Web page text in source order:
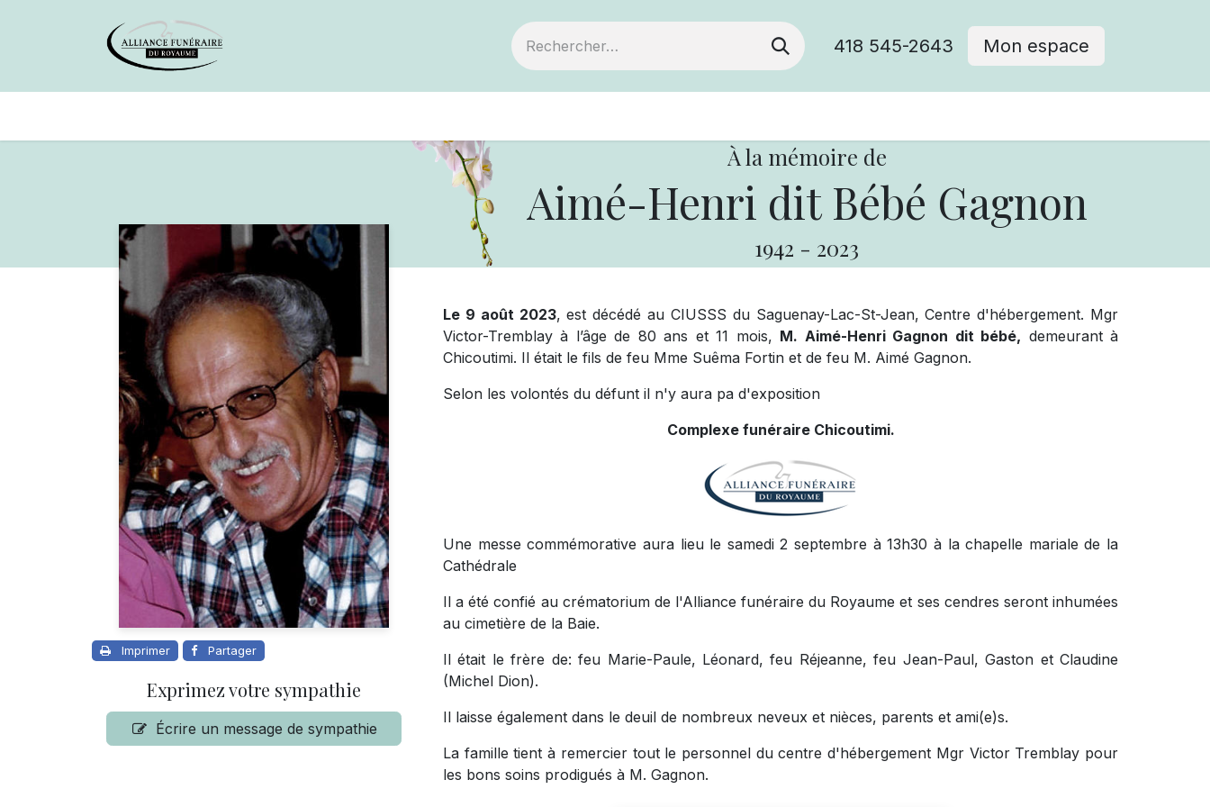
418 545-2643 Mon espace
À la mémoire de
Aimé-Henri dit Bébé Gagnon
1942 - 2023
Imprimer Partager
Exprimez votre sympathie
Écrire un message de sympathie
Le 9 août 2023, est décédé au CIUSSS du Saguenay-Lac-St-Jean, Centre d'hébergement. Mgr
Victor-Tremblay à l’âge de 80 ans et 11 mois, M. Aimé-Henri Gagnon dit bébé, demeurant à
Chicoutimi. Il était le fils de feu Mme Suêma Fortin et de feu M. Aimé Gagnon.
Selon les volontés du défunt il n'y aura pa d'exposition
Complexe funéraire Chicoutimi.
Une messe commémorative aura lieu le samedi 2 septembre à 13h30 à la chapelle mariale de la
Cathédrale
Il a été confié au crématorium de l'Alliance funéraire du Royaume et ses cendres seront inhumées
au cimetière de la Baie.
Il était le frère de: feu Marie-Paule, Léonard, feu Réjeanne, feu Jean-Paul, Gaston et Claudine
(Michel Dion).
Il laisse également dans le deuil de nombreux neveux et nièces, parents et ami(e)s.
La famille tient à remercier tout le personnel du centre d'hébergement Mgr Victor Tremblay pour
les bons soins prodigués à M. Gagnon.